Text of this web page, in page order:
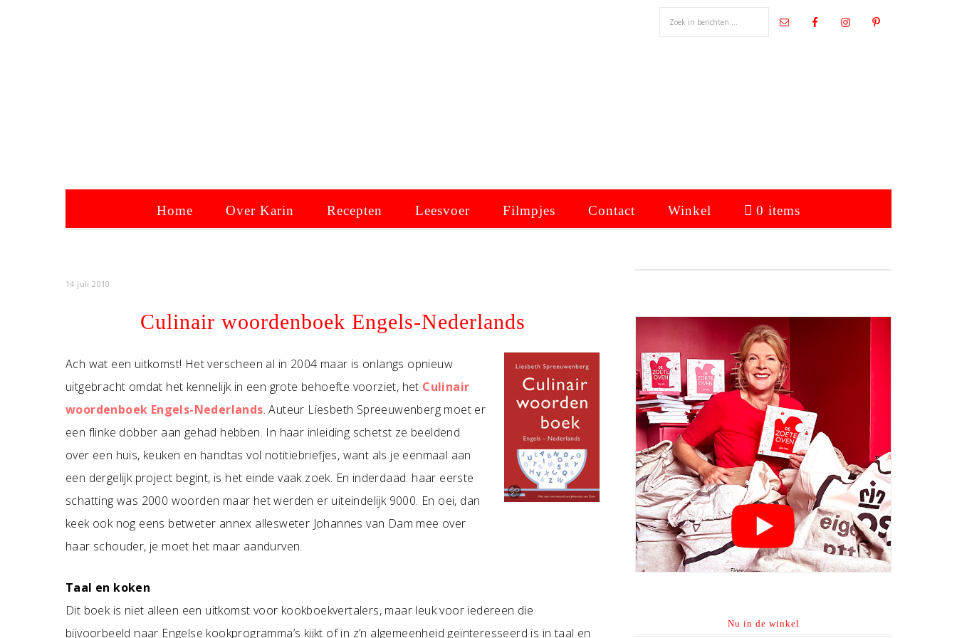
Home Over Karin Recepten Leesvoer Filmpjes Contact Winkel 0 items
14 juli 2010
Culinair woordenboek Engels-Nederlands
Ach wat een uitkomst! Het verscheen al in 2004 maar is onlangs opnieuw
uitgebracht omdat het kennelijk in een grote behoefte voorziet, het Culinair
woordenboek Engels-Nederlands. Auteur Liesbeth Spreeuwenberg moet er
een flinke dobber aan gehad hebben. In haar inleiding schetst ze beeldend
over een huis, keuken en handtas vol notitiebriefjes, want als je eenmaal aan
een dergelijk project begint, is het einde vaak zoek. En inderdaad: haar eerste
schatting was 2000 woorden maar het werden er uiteindelijk 9000. En oei, dan
keek ook nog eens betweter annex allesweter Johannes van Dam mee over
haar schouder, je moet het maar aandurven.
Taal en koken
Dit boek is niet alleen een uitkomst voor kookboekvertalers, maar leuk voor iedereen die
bijvoorbeeld naar Engelse kookprogramma’s kijkt of in z’n algemeenheid geïnteresseerd is in taal en
Nu in de winkel